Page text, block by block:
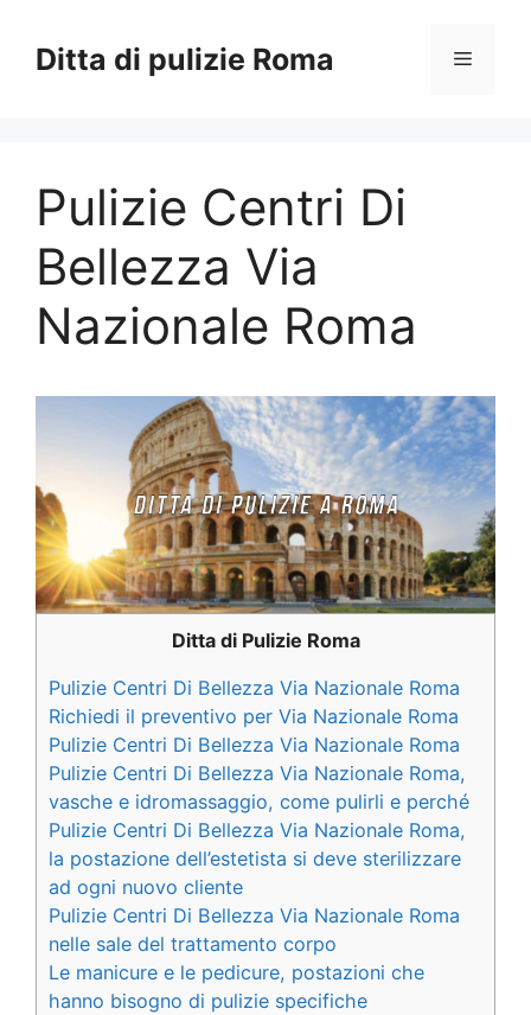
contenuto
Ditta di pulizie Roma Menu
Pulizie Centri Di
Bellezza Via
Nazionale Roma
Ditta di Pulizie Roma
Pulizie Centri Di Bellezza Via Nazionale Roma
Richiedi il preventivo per Via Nazionale Roma
Pulizie Centri Di Bellezza Via Nazionale Roma
Pulizie Centri Di Bellezza Via Nazionale Roma,
vasche e idromassaggio, come pulirli e perché
Pulizie Centri Di Bellezza Via Nazionale Roma,
la postazione dell’estetista si deve sterilizzare
ad ogni nuovo cliente
Pulizie Centri Di Bellezza Via Nazionale Roma
nelle sale del trattamento corpo
Le manicure e le pedicure, postazioni che
hanno bisogno di pulizie specifiche